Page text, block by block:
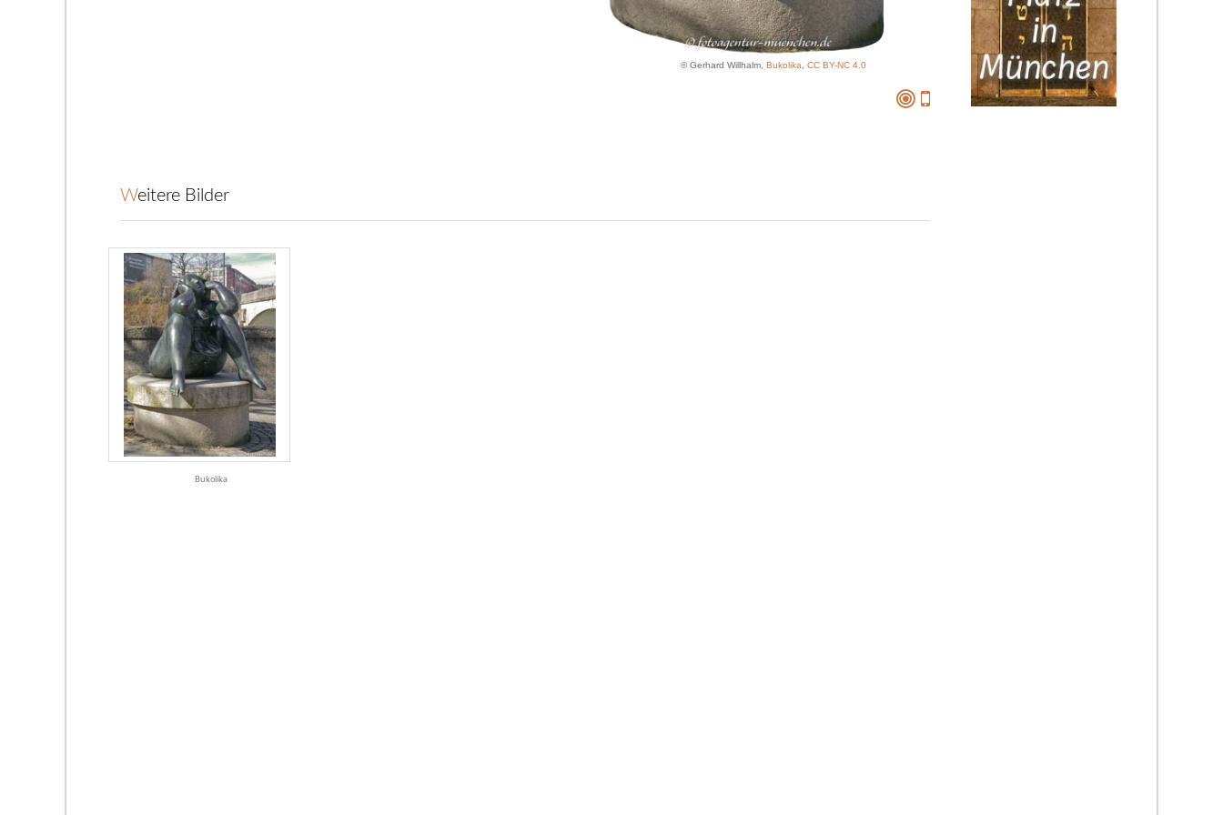
© Gerhard Willhalm,Bukolika ,CC BY-NC 4.0
Weitere Bilder
Bukolika